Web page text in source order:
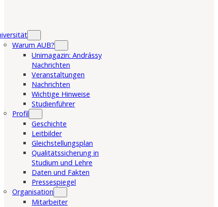
Warum AUB?
Unimagazin: Andrássy
Nachrichten
Veranstaltungen
Nachrichten
Wichtige Hinweise
Studienführer
Profil
Geschichte
Leitbilder
Gleichstellungsplan
Qualitätssicherung in
Studium und Lehre
Daten und Fakten
Pressespiegel
Organisation
Mitarbeiter